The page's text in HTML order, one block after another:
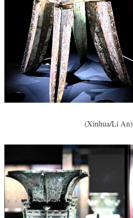
(Xinhua/Li An)